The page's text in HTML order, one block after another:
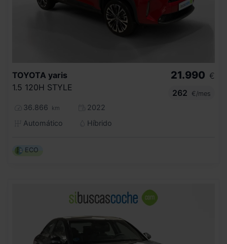
TOYOTA yaris
1.5 120H STYLE
36.866 km
2022
Automático
Híbrido
21.990 €
262
€/mes
ECO